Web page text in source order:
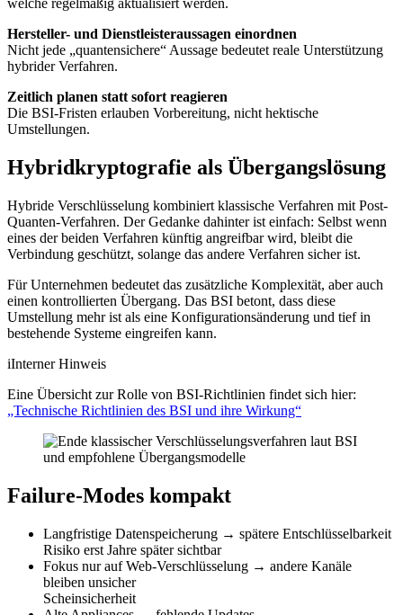
welche regelmäßig aktualisiert werden.
Hersteller- und Dienstleisteraussagen einordnen
Nicht jede „quantensichere“ Aussage bedeutet reale Unterstützung
hybrider Verfahren.
Zeitlich planen statt sofort reagieren
Die BSI-Fristen erlauben Vorbereitung, nicht hektische
Umstellungen.
Hybridkryptografie als Übergangslösung
Hybride Verschlüsselung kombiniert klassische Verfahren mit Post-
Quanten-Verfahren. Der Gedanke dahinter ist einfach: Selbst wenn
eines der beiden Verfahren künftig angreifbar wird, bleibt die
Verbindung geschützt, solange das andere Verfahren sicher ist.
Für Unternehmen bedeutet das zusätzliche Komplexität, aber auch
einen kontrollierten Übergang. Das BSI betont, dass diese
Umstellung mehr ist als eine Konfigurationsänderung und tief in
bestehende Systeme eingreifen kann.
iInterner Hinweis
Eine Übersicht zur Rolle von BSI-Richtlinien findet sich hier:
„Technische Richtlinien des BSI und ihre Wirkung“
Failure-Modes kompakt
Langfristige Datenspeicherung → spätere Entschlüsselbarkeit
Risiko erst Jahre später sichtbar
Fokus nur auf Web-Verschlüsselung → andere Kanäle
bleiben unsicher
Scheinsicherheit